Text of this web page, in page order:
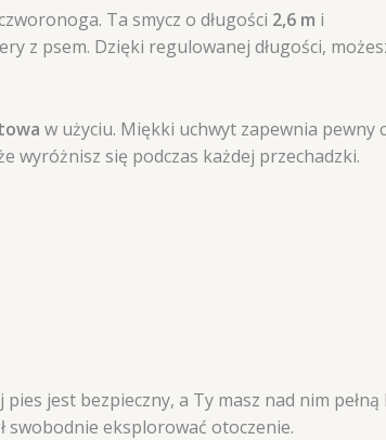
Ta smycz o długości 2,6 m i
z psem. Dzięki regulowanej długości,
w użyciu. Miękki uchwyt zapewnia pewny
wyróżnisz się podczas każdej przechadzki.
pies jest bezpieczny, a Ty masz nad nim
swobodnie eksplorować otoczenie.